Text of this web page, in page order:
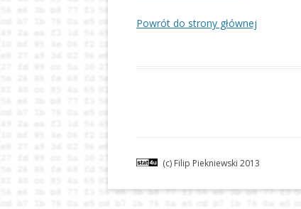
Powrót do strony głównej
(c) Filip Piekniewski 2013